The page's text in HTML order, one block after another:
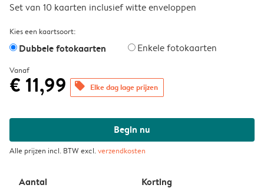
Set van 10 kaarten inclusief witte enveloppen
Kies een kaartsoort:
Dubbele fotokaarten Enkele fotokaarten
Vanaf
€ 11,99 offers Elke dag lage prijzen
Begin nu
Alle prijzen incl. BTW excl.verzendkosten
Aantal Korting